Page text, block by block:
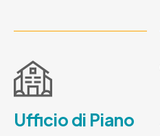
Ufficio di Piano